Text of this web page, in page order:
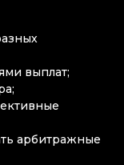
выплат;
арбитражные